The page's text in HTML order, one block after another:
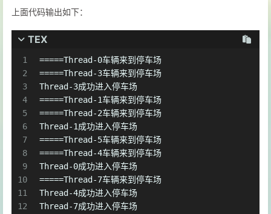
上面代码输出如下：
TEX
1
2
3
4
5
6
7
8
9
10
11
12
=====Thread-0车辆来到停车场
=====Thread-3车辆来到停车场
Thread-3成功进入停车场
=====Thread-1车辆来到停车场
=====Thread-2车辆来到停车场
Thread-1成功进入停车场
=====Thread-5车辆来到停车场
=====Thread-4车辆来到停车场
Thread-0成功进入停车场
=====Thread-7车辆来到停车场
Thread-4成功进入停车场
Thread-7成功进入停车场